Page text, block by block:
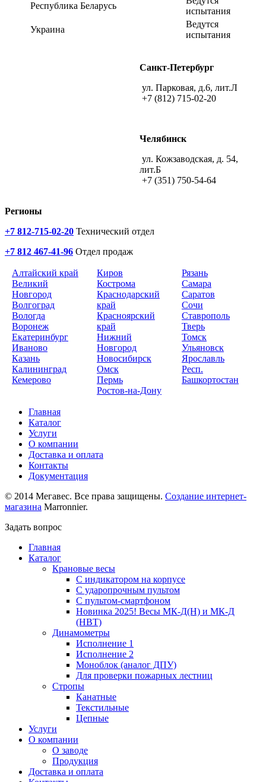
Республика Беларусь
испытания
Украина
Ведутся
испытания
Санкт-Петербург
ул. Парковая, д.6, лит.Л
+7 (812) 715-02-20
Челябинск
ул. Кожзаводская, д. 54,
лит.Б
+7 (351) 750-54-64
Регионы
+7 812-715-02-20 Технический отдел
+7 812 467-41-96 Отдел продаж
Алтайский край
Великий
Новгород
Волгоград
Вологда
Воронеж
Екатеринбург
Иваново
Казань
Калининград
Кемерово
Киров
Кострома
Краснодарский
край
Красноярский
край
Нижний
Новгород
Новосибирск
Омск
Пермь
Ростов-на-Дону
Рязань
Самара
Саратов
Сочи
Ставрополь
Тверь
Томск
Ульяновск
Ярославль
Респ.
Башкортостан
Главная
Каталог
Услуги
О компании
Доставка и оплата
Контакты
Документация
© 2014 Мегавес. Все права защищены. Создание интернет-
магазина Marronnier.
Задать вопрос
Главная
Каталог
Крановые весы
С индикатором на корпусе
С ударопрочным пультом
С пультом-смартфоном
Новинка 2025! Весы МК-Д(Н) и МК-Д
(НВТ)
Динамометры
Исполнение 1
Исполнение 2
Моноблок (аналог ДПУ)
Для проверки пожарных лестниц
Стропы
Канатные
Текстильные
Цепные
Услуги
О компании
О заводе
Продукция
Доставка и оплата